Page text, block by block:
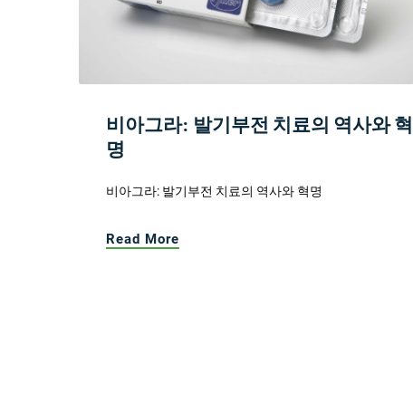
비아그라: 발기부전 치료의 역사와 혁
명
비아그라: 발기부전 치료의 역사와 혁명
Read More